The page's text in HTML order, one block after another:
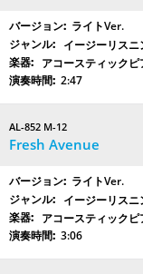
ライトVer.
イージーリスニ
アコースティック
2:47
AL-852 M-12
Fresh Avenue
ライトVer.
イージーリスニ
アコースティックピ
3:06